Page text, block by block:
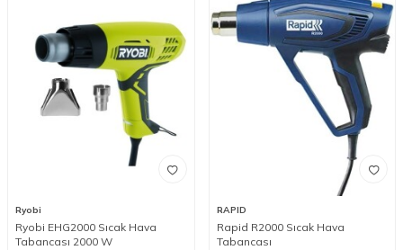
Ryobi
Ryobi EHG2000 Sıcak Hava
Tabancası 2000 W
RAPID
Rapid R2000 Sıcak Hava
Tabancası